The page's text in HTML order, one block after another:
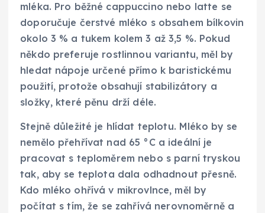
mléka. Pro běžné cappuccino nebo latte se
doporučuje čerstvé mléko s obsahem bílkovin
okolo 3 % a tukem kolem 3 až 3,5 %. Pokud
někdo preferuje rostlinnou variantu, měl by
hledat nápoje určené přímo k baristickému
použití, protože obsahují stabilizátory a
složky, které pěnu drží déle.
Stejně důležité je hlídat teplotu. Mléko by se
nemělo přehřívat nad 65 °C a ideální je
pracovat s teploměrem nebo s parní tryskou
tak, aby se teplota dala odhadnout přesně.
Kdo mléko ohřívá v mikrovlnce, měl by
počítat s tím, že se zahřívá nerovnoměrně a